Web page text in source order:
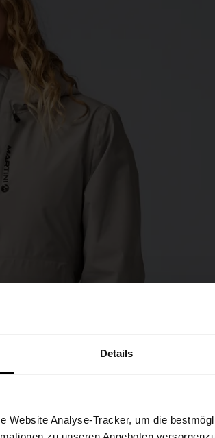
Details
Website Analyse-Tracker, um die